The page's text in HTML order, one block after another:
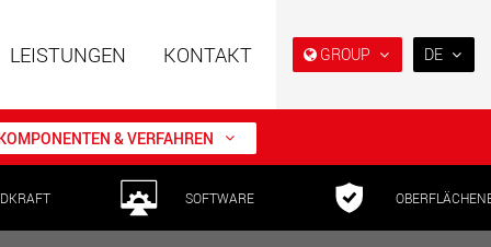
GROUP
in Semi-Tieflader und Tieflader,
DE
NL
IT
LEISTUNGEN KONTAKT
& VERFAHREN
SOFTWARE